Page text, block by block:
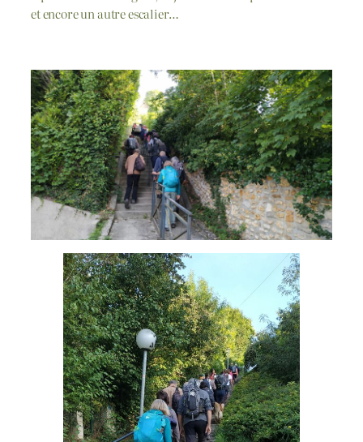
et encore un autre escalier…